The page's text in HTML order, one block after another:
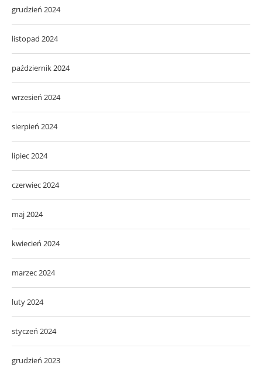
grudzień 2024
listopad 2024
październik 2024
wrzesień 2024
sierpień 2024
lipiec 2024
czerwiec 2024
maj 2024
kwiecień 2024
marzec 2024
luty 2024
styczeń 2024
grudzień 2023